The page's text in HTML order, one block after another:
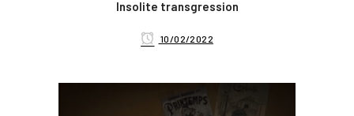
Insolite transgression
10/02/2022